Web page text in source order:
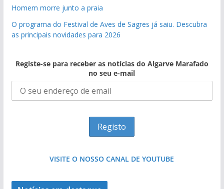
Homem morre junto a praia
O programa do Festival de Aves de Sagres já saiu. Descubra
as principais novidades para 2026
Registe-se para receber as notícias do Algarve Marafado
no seu e-mail
VISITE O NOSSO CANAL DE YOUTUBE